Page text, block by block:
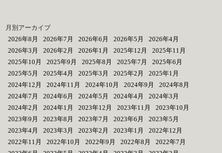
月別アーカイブ
2026年8月
2026年7月 2026年6月 2026年5月
2026年4月
2026年3月
2026年2月 2026年1月 2025年12月
2025年11月
2025年10月
2025年9月 2025年8月 2025年7月
2025年6月
2025年5月
2025年4月 2025年3月 2025年2月
2025年1月
2024年12月
2024年11月 2024年10月 2024年9月
2024年8月
2024年7月
2024年6月 2024年5月 2024年4月
2024年3月
2024年2月
2024年1月 2023年12月 2023年11月
2023年10月
2023年9月
2023年8月 2023年7月 2023年6月
2023年5月
2023年4月
2023年3月 2023年2月 2023年1月
2022年12月
2022年11月
2022年10月 2022年9月 2022年8月
2022年7月